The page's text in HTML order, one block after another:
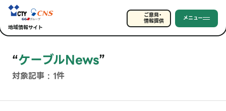
地域情報サイト
ご意見・
情報提供 メニュー
“ケーブルNews”
対象記事 : 1件